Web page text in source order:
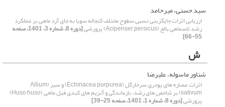
سید حسنی، میرحامد
ارزیابی اثرات جایگزینی نسبی سطوح مختلف کنجاله سویا به جای آرد ماهی بر عملکرد
رشد تاسماهی بالغ (Acipenser persicus) پرورشی [دوره 8، شماره 3، 1401، صفحه
55-66]
ش
شناور ماسوله، علیرضا
اثرات عصاره های پودری سرخارگل (Echinacea purpurea) و سیر (Allium
sativum) بر شاخص های رشد، بازماندگی و آنزیم های کبدی فیل ماهی (Huso huso)
پرورشی[دوره 8، شماره 1، 1401، صفحه 25-39]